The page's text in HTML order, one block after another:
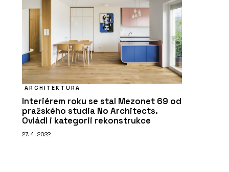
ARCHITEKTURA
Interiérem roku se stal Mezonet 69 od
pražského studia No Architects.
Ovládl i kategorii rekonstrukce
27. 4. 2022